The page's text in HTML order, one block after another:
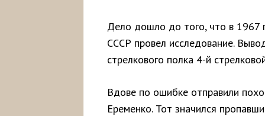
Дело дошло до того, что в 1967
СССР провел исследование.
стрелкового полка 4-й
Вдове по ошибке отправили
Еременко. Тот значился